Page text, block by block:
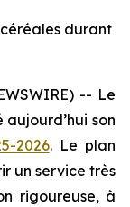
durant
-- Le
aujourd’hui son
2026. Le plan
un service très
rigoureuse, à